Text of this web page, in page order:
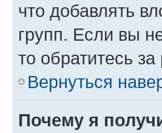
что добавлять
групп. Если вы
то обратитесь
Вернуться
Почему я